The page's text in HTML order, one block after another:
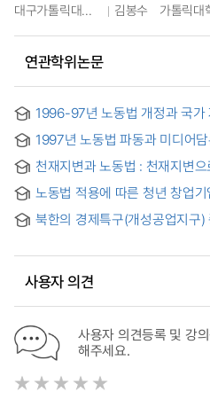
대구가톨릭대학교 김봉수 가톨릭대
연관학위논문
1996-97년 노동법 개정과 국가
1997년 노동법 파동과 미디어
labor law revision in 1997
production through media
sun and Chung-ang
천재지변과 노동법 : 천재지변
노동법 적용에 따른 청년 창업
북한의 경제특구(개성공업지구
사용자 의견
사용자 의견등록 및 강
해주세요.